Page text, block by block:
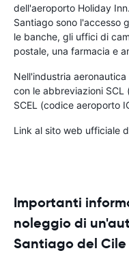
dell'aeroporto Holiday
Santiago sono l'accesso
le banche, gli uffici di
postale, una farmacia e
Nell'industria
con le abbreviazioni SCL
SCEL (codice aeroporto
Link al sito web ufficiale
Importanti
noleggio di
Santiago del Cile